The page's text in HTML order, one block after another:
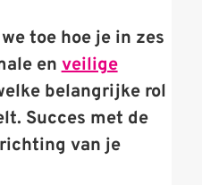
toe hoe je in zes
enveilige
belangrijke rol
Succes met de
van je